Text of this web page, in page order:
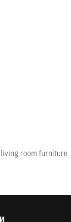
living room furniture